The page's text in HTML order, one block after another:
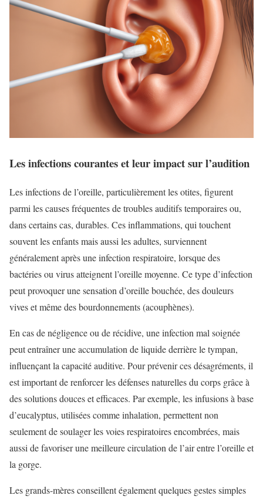
Les infections courantes et leur impact sur l’audition
Les infections de l’oreille, particulièrement les otites, figurent
parmi les causes fréquentes de troubles auditifs temporaires ou,
dans certains cas, durables. Ces inflammations, qui touchent
souvent les enfants mais aussi les adultes, surviennent
généralement après une infection respiratoire, lorsque des
bactéries ou virus atteignent l’oreille moyenne. Ce type d’infection
peut provoquer une sensation d’oreille bouchée, des douleurs
vives et même des bourdonnements (acouphènes).
En cas de négligence ou de récidive, une infection mal soignée
peut entraîner une accumulation de liquide derrière le tympan,
influençant la capacité auditive. Pour prévenir ces désagréments, il
est important de renforcer les défenses naturelles du corps grâce à
des solutions douces et efficaces. Par exemple, les infusions à base
d’eucalyptus, utilisées comme inhalation, permettent non
seulement de soulager les voies respiratoires encombrées, mais
aussi de favoriser une meilleure circulation de l’air entre l’oreille et
la gorge.
Les grands-mères conseillent également quelques gestes simples